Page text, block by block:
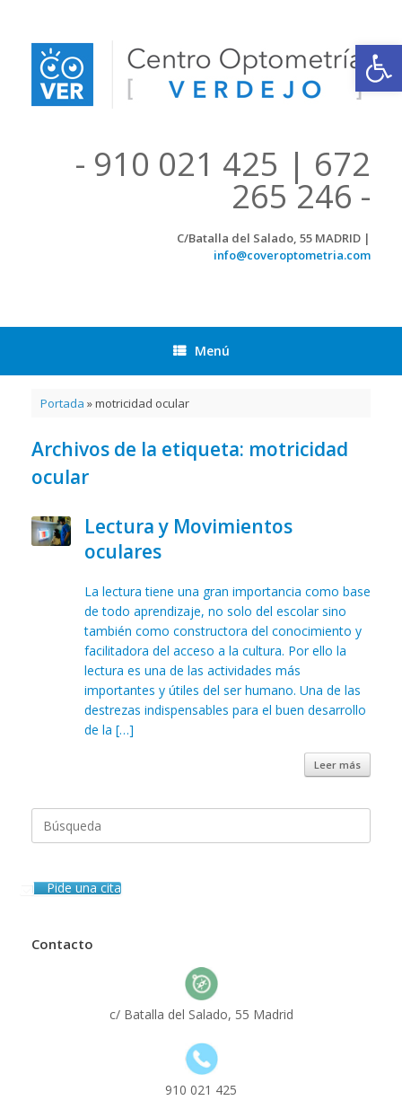
contenido
- 910 021 425 | 672
265 246 -
C/Batalla del Salado, 55 MADRID |
info@coveroptometria.com
Menú
Portada »motricidad ocular
Archivos de la etiqueta: motricidad
ocular
Lectura y Movimientos
oculares
La lectura tiene una gran importancia como base
de todo aprendizaje, no solo del escolar sino
también como constructora del conocimiento y
facilitadora del acceso a la cultura. Por ello la
lectura es una de las actividades más
importantes y útiles del ser humano. Una de las
destrezas indispensables para el buen desarrollo
de la […]
Leer más
Buscar:
Pide una cita
Contacto
c/ Batalla del Salado, 55 Madrid
910 021 425